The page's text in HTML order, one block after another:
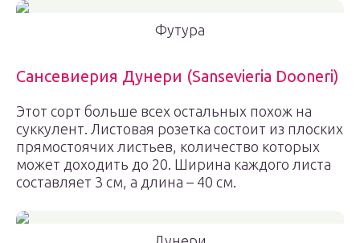
Футура
Сансевиерия Дунери (Sansevieria Dooneri)
Этот сорт больше всех остальных похож на
суккулент. Листовая розетка состоит из плоских
прямостоячих листьев, количество которых
может доходить до 20. Ширина каждого листа
составляет 3 см, а длина – 40 см.